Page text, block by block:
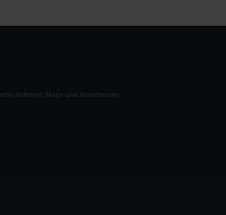
Vollmert, Major und Vorsitzender